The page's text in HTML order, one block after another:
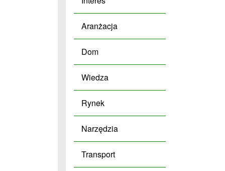
Aranżacja
Dom
Wiedza
Rynek
Narzędzia
Transport